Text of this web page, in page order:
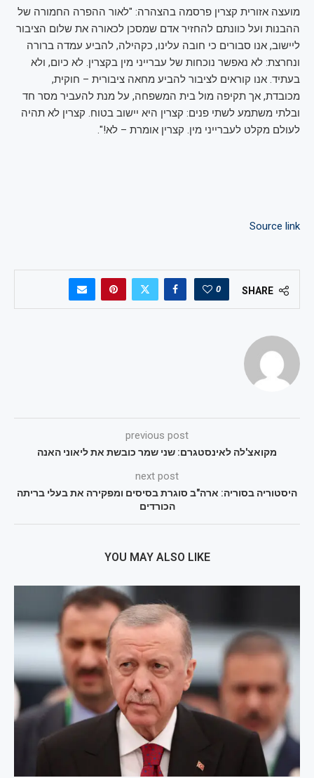
מועצה אזורית קצרין פרסמה בהצהרה: "לאור ההפרה החמורה של
ההבנות ועל כוונתם להחזיר אדם שמסכן לכאורה את שלום הציבור
ליישוב, אנו סבורים כי חובה עלינו, כקהילה, להביע עמדה ברורה
ונחרצת: לא נאפשר נוכחות של עברייני מין בקצרין. לא כיום, ולא
בעתיד. אנו קוראים לציבור להביע מחאה ציבורית – חוקית,
מכובדת, אך תקיפה מול בית המשפחה, על מנת להעביר מסר חד
ובלתי משתמע לשתי פנים: קצרין היא יישוב בטוח. קצרין לא תהיה
לעולם מקלט לעברייני מין. קצרין אומרת – לא!".
Source link
SHARE
0
previous post
מקואצ'לה לאינסטגרם: שני שמר כובשת את ליאוני האנה
next post
היסטוריה בסוריה: ארה"ב סוגרת בסיסים ומפקירה את בעלי בריתה
הכורדים
YOU MAY ALSO LIKE